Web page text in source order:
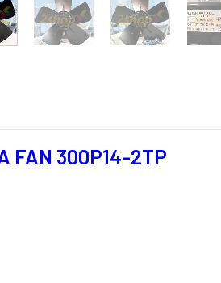
FAN 300P14-2TP